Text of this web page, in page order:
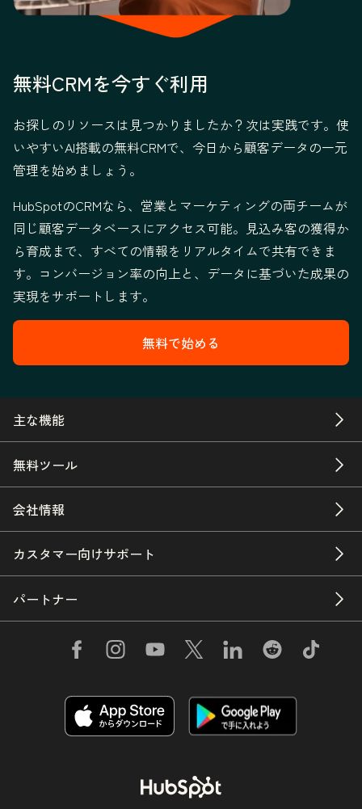
無料CRMを今すぐ利用
お探しのリソースは見つかりましたか？次は実践です。使
いやすいAI搭載の無料CRMで、今日から顧客データの一元
管理を始めましょう。
HubSpotのCRMなら、営業とマーケティングの両チームが
同じ顧客データベースにアクセス可能。見込み客の獲得か
ら育成まで、すべての情報をリアルタイムで共有できま
す。コンバージョン率の向上と、データに基づいた成果の
実現をサポートします。
無料で始める
主な機能
無料ツール
会社情報
カスタマー向けサポート
パートナー